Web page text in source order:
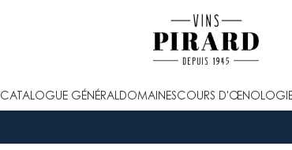
CATALOGUE GÉNÉRAL DOMAINESCOURS